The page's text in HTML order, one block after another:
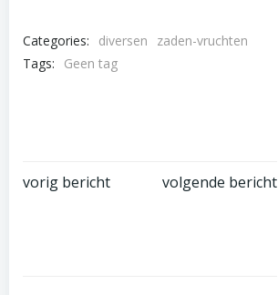
Categories: diversen
zaden-vruchten
Tags:
Geen tag
Bericht
vorig bericht
Bericht
volgende bericht